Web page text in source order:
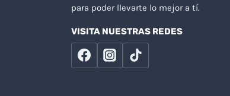
para poder llevarte lo mejor a tí.
VISITA NUESTRAS REDES